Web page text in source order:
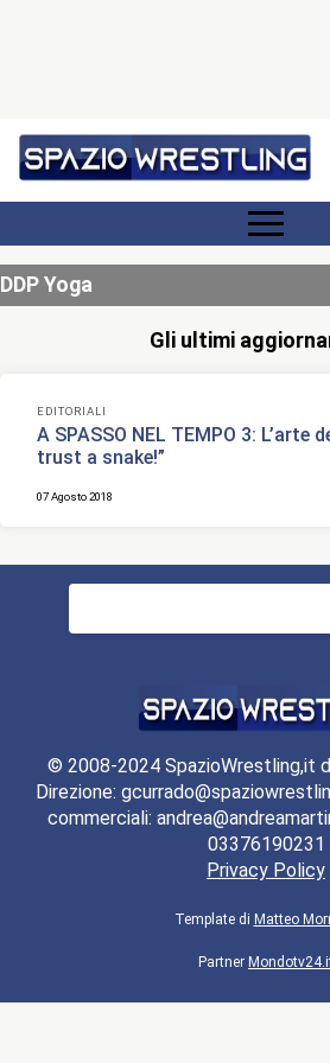
DDP Yoga
Gli ultimi
EDITORIALI
A SPASSO NEL TEMPO 3: L’arte
trust a snake!”
07 Agosto 2018
Ricerca
© 2008-2024 SpazioWrestling,it
Direzione:
commerciali:
03376190231
Privacy Policy
Template di Matteo
Partner